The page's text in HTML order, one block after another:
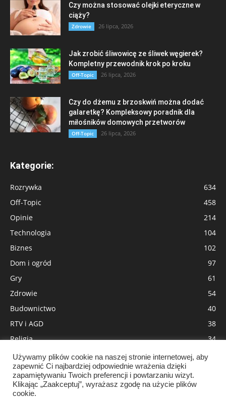
Czy można stosować olejki eteryczne w
ciąży?
Zdrowie 26 lipca, 2026
Jak zrobić śliwowicę ze śliwek węgierek?
Kompletny przewodnik krok po kroku
Off-Topic 26 lipca, 2026
Czy do dżemu z brzoskwiń można dodać
galaretkę? Kompleksowy poradnik dla
miłośników domowych przetworów
Off-Topic 26 lipca, 2026
Kategorie:
Rozrywka
634
Off-Topic
458
Opinie
214
Technologia
104
Biznes
102
Dom i ogród
97
Gry
61
Zdrowie
54
Budownictwo
40
RTV i AGD
38
Religia
34
Moda
31
Wnętrza
Pozycjonowanie
Używamy plików cookie na naszej stronie internetowej, aby
zapewnić Ci najbardziej odpowiednie wrażenia dzięki
zapamiętywaniu Twoich preferencji i powtarzaniu wizyt.
Klikając „Zaakceptuj”, wyrażasz zgodę na użycie plików
cookie.